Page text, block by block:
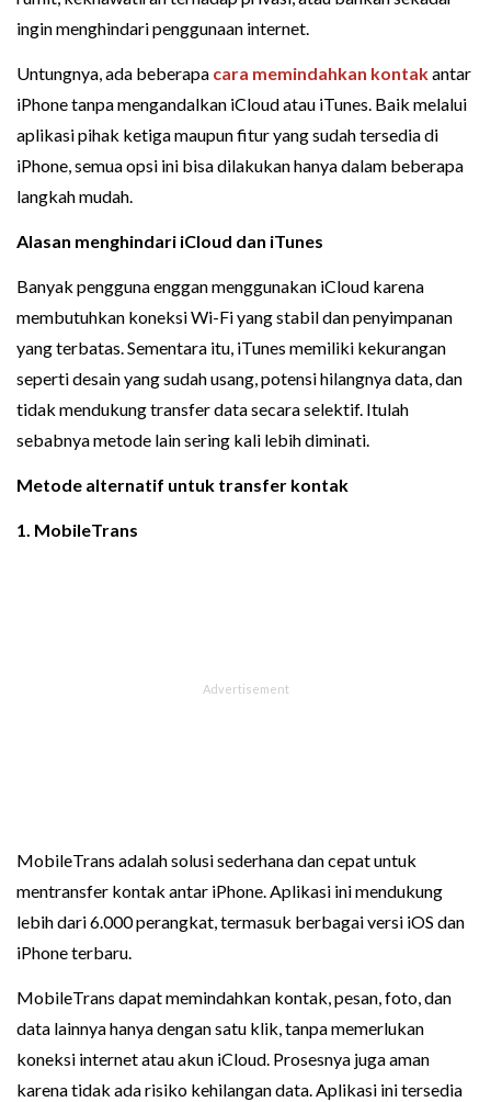
ingin menghindari penggunaan internet.
Untungnya, ada beberapa cara memindahkan kontakantar
iPhone tanpa mengandalkan iCloud atau iTunes. Baik melalui
aplikasi pihak ketiga maupun fitur yang sudah tersedia di
iPhone, semua opsi ini bisa dilakukan hanya dalam beberapa
langkah mudah.
Alasan menghindari iCloud dan iTunes
Banyak pengguna enggan menggunakan iCloud karena
membutuhkan koneksi Wi-Fi yang stabil dan penyimpanan
yang terbatas. Sementara itu, iTunes memiliki kekurangan
seperti desain yang sudah usang, potensi hilangnya data, dan
tidak mendukung transfer data secara selektif. Itulah
sebabnya metode lain sering kali lebih diminati.
Metode alternatif untuk transfer kontak
1. MobileTrans
MobileTrans adalah solusi sederhana dan cepat untuk
mentransfer kontak antar iPhone. Aplikasi ini mendukung
lebih dari 6.000 perangkat, termasuk berbagai versi iOS dan
iPhone terbaru.
MobileTrans dapat memindahkan kontak, pesan, foto, dan
data lainnya hanya dengan satu klik, tanpa memerlukan
koneksi internet atau akun iCloud. Prosesnya juga aman
karena tidak ada risiko kehilangan data. Aplikasi ini tersedia